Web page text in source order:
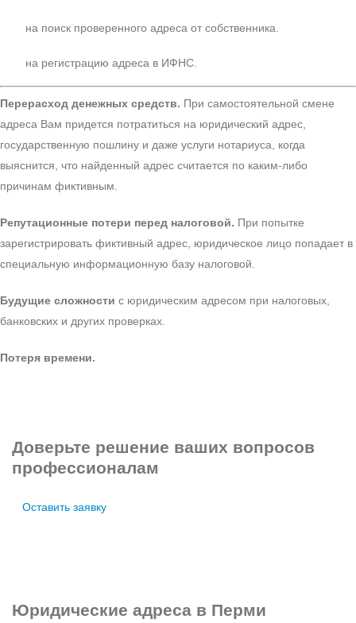
на поиск проверенного адреса от собственника.
на регистрацию адреса в ИФНС.
Перерасход денежных средств. При самостоятельной смене
адреса Вам придется потратиться на юридический адрес,
государственную пошлину и даже услуги нотариуса, когда
выяснится, что найденный адрес считается по каким-либо
причинам фиктивным.
Репутационные потери перед налоговой. При попытке
зарегистрировать фиктивный адрес, юридическое лицо попадает в
специальную информационную базу налоговой.
Будущие сложности с юридическим адресом при налоговых,
банковских и других проверках.
Потеря времени.
Доверьте решение ваших вопросов
профессионалам
Оставить заявку
Юридические адреса в Перми